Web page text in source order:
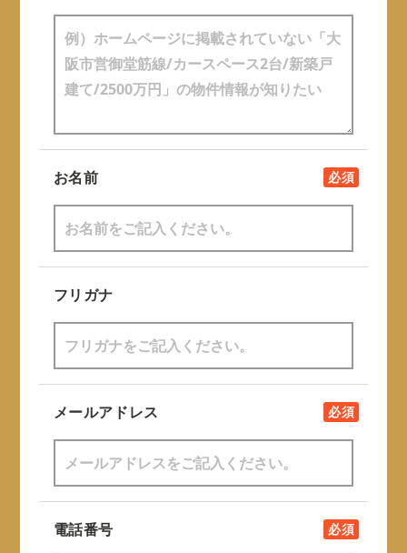
お名前 必須
フリガナ
メールアドレス 必須
電話番号 必須